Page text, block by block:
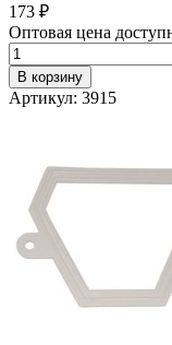
173 ₽
Оптовая цена
В корзину
Артикул: 3915